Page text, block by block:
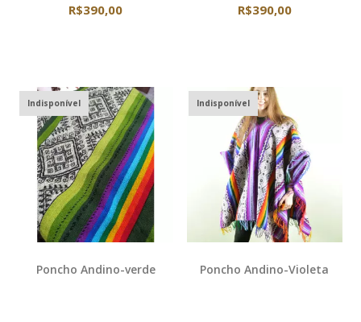
R$390,00 R$390,00
Indisponível
Poncho Andino-verde
Indisponível
Poncho Andino-Violeta